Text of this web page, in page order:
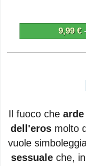
9,99 €-
Il fuoco che arde
dell'eros molto
vuole
sessuale che,